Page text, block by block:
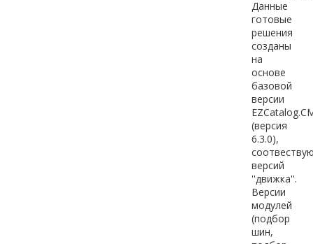
Данные
готовые
решения
созданы
на
основе
базовой
версии
(версия
6.3.0),
версий
''движка''.
Версии
модулей
(подбор
шин,